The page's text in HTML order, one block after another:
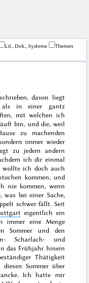
Lit., Dok., Systeme
Themen
davon liegt
in einer gantz
mit welchen ich
bin, und die, weil
zu machenden
immer wieder
zu jedem andern
ich dir einmal
wollte ich doch auch
kommen, und
nie kommen, wenn
bei einer Sache,
schwer fällt. Seit
eigentlich ein
immer eine Menge
Sommer und den
Scharlach- und
das Frühjahr hinein
Thätigkeit
Sommerüber
Ich hatte mir